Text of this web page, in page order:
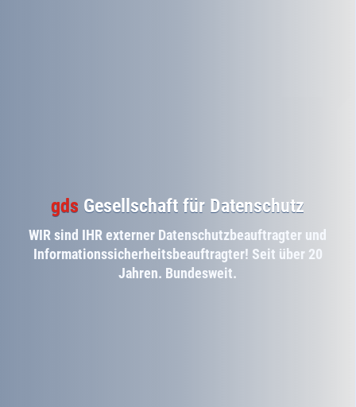
gds Gesellschaft für Datenschutz
WIR sind IHR externer Datenschutzbeauftragter und
Informationssicherheitsbeauftragter! Seit über 20
Jahren. Bundesweit.